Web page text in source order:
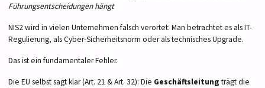
Führungsentscheidungen hängt
NIS2 wird in vielen Unternehmen falsch verortet: Man betrachtet es als IT-
Regulierung, als Cyber-Sicherheitsnorm oder als technisches Upgrade.
Das ist ein fundamentaler Fehler.
Die EU selbst sagt klar (Art. 21 & Art. 32): Die Geschäftsleitungträgt die